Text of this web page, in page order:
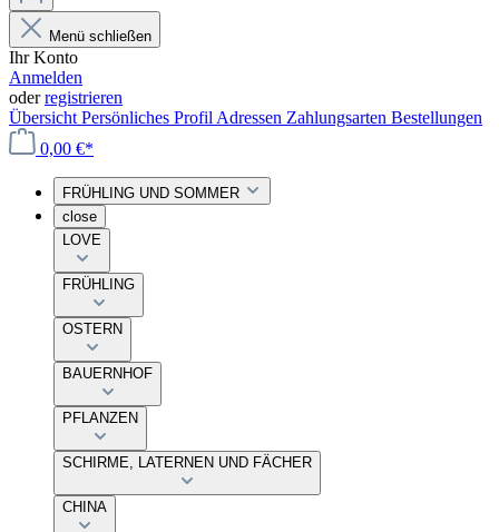
Menü schließen
Ihr Konto
Anmelden
oderregistrieren
Übersicht Persönliches Profil Adressen Zahlungsarten Bestellungen
0,00 €*
FRÜHLING UND SOMMER
close
LOVE
FRÜHLING
OSTERN
BAUERNHOF
PFLANZEN
SCHIRME, LATERNEN UND FÄCHER
CHINA